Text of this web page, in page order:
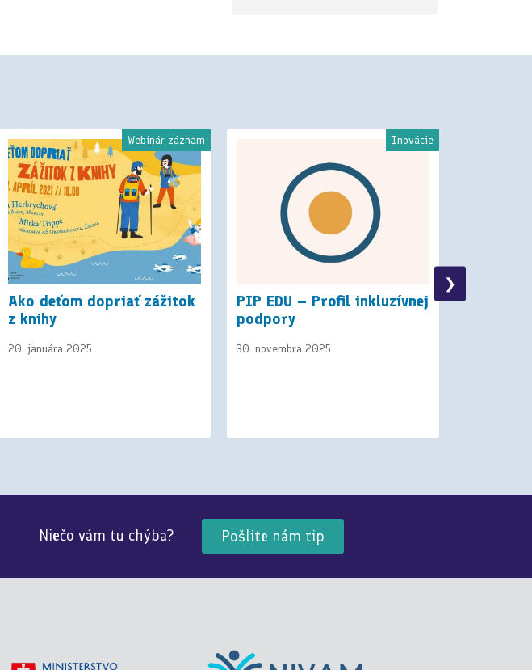
Webinár záznam
Ako deťom dopriať zážitok
z knihy
20. januára 2025
Inovácie
PIP EDU – Profil inkluzívnej
podpory
30. novembra 2025
Metodiky
❯
Niečo vám tu chýba? Pošlite nám tip